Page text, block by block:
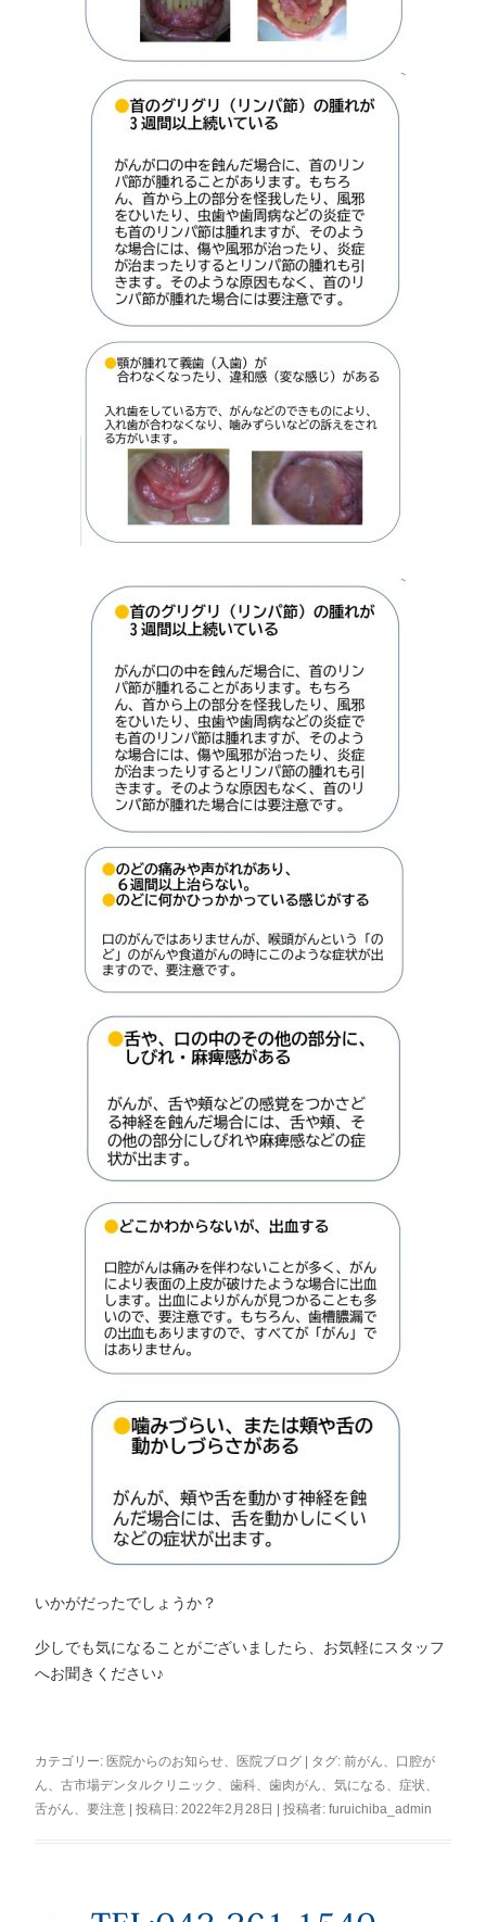
いかがだったでしょうか？
少しでも気になることがございましたら、お気軽にスタッフ
へお聞きください♪
カテゴリー: 医院からのお知らせ、 医院ブログ | タグ:前がん、 口腔が
ん、古市場デンタルクリニック 、歯科、歯肉がん、気になる、症状、
舌がん、要注意 | 投稿日:2022年2月28日 |投稿者:furuichiba_admin